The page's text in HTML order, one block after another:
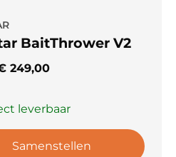
BaitThrower V2
249,00
leverbaar
Samenstellen